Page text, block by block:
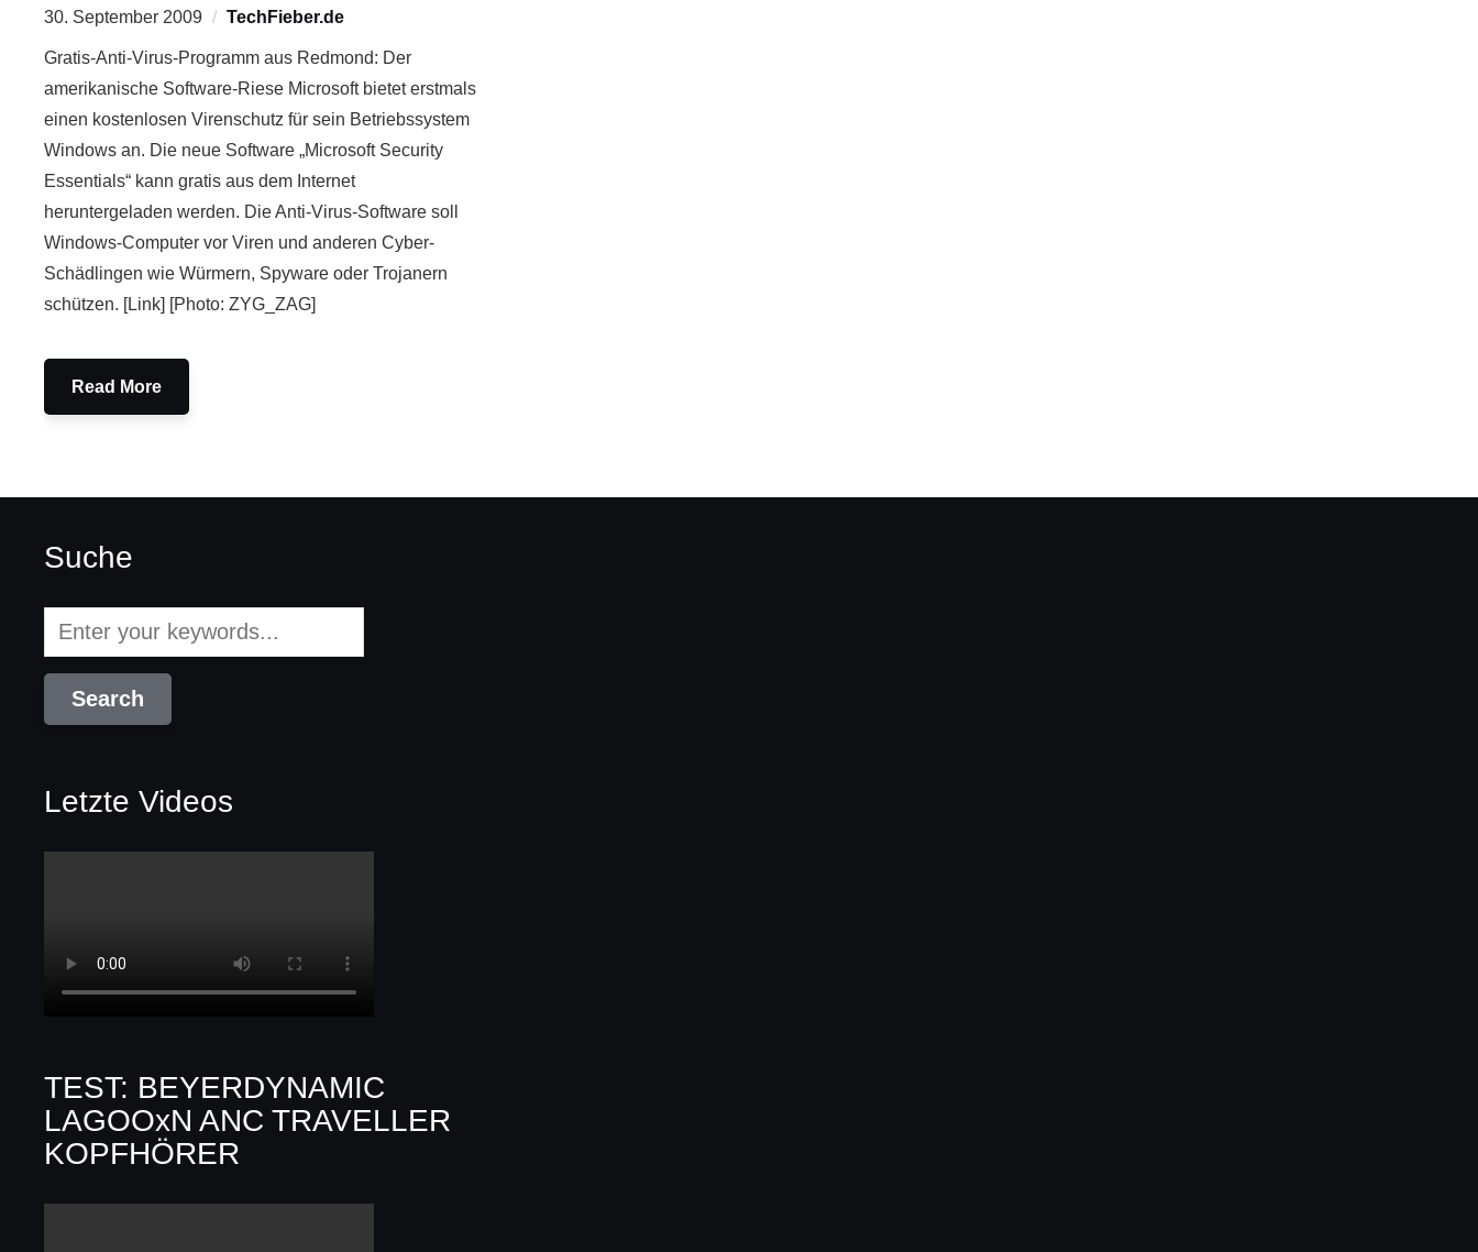
30. September 2009 TechFieber.de
Gratis-Anti-Virus-Programm aus Redmond: Der
amerikanische Software-Riese Microsoft bietet erstmals
einen kostenlosen Virenschutz für sein Betriebssystem
Windows an. Die neue Software „Microsoft Security
Essentials“ kann gratis aus dem Internet
heruntergeladen werden. Die Anti-Virus-Software soll
Windows-Computer vor Viren und anderen Cyber-
Schädlingen wie Würmern, Spyware oder Trojanern
schützen. [Link] [Photo: ZYG_ZAG]
Read More
Suche
Letzte Videos
TEST: BEYERDYNAMIC
LAGOOxN ANC TRAVELLER
KOPFHÖRER